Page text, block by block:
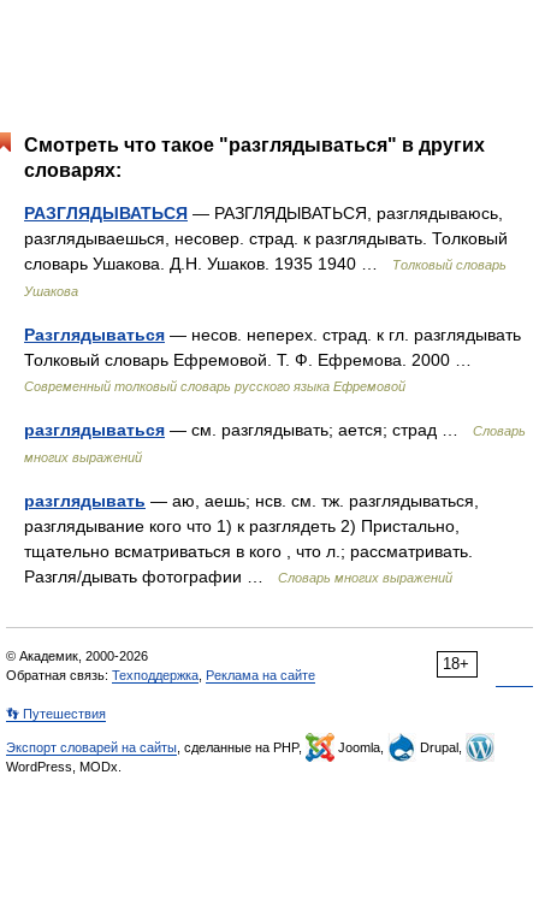
Смотреть что такое "разглядываться" в других
словарях:
РАЗГЛЯДЫВАТЬСЯ — РАЗГЛЯДЫВАТЬСЯ, разглядываюсь,
разглядываешься, несовер. страд. к разглядывать. Толковый
словарь Ушакова. Д.Н. Ушаков. 1935 1940 …
Толковый словарь
Ушакова
Разглядываться — несов. неперех. страд. к гл. разглядывать
Толковый словарь Ефремовой. Т. Ф. Ефремова. 2000 …
Современный толковый словарь русского языка Ефремовой
разглядываться — см. разглядывать; ается; страд …
Словарь
многих выражений
разглядывать — аю, аешь; нсв. см. тж. разглядываться,
разглядывание кого что 1) к разглядеть 2) Пристально,
тщательно всматриваться в кого , что л.; рассматривать.
Разгля/дывать фотографии …
Словарь многих выражений
18+
© Академик, 2000-2026
Обратная связь: Техподдержка Реклама на сайте
👣 Путешествия
Экспорт словарей на сайты , сделанные на PHP, Joomla,
Drupal,
WordPress, MODx.